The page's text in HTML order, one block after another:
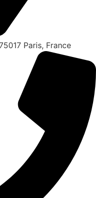
Paris, France